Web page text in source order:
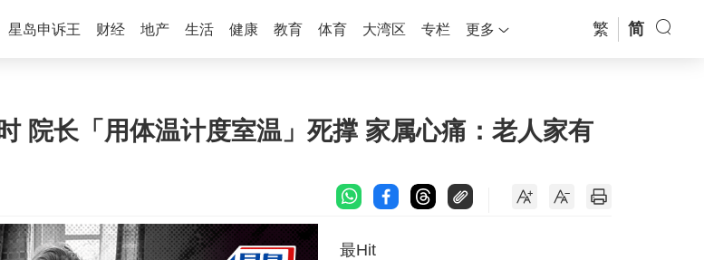
星岛申诉王 财经 地产 生活 健康 教育 体育 大湾区 专栏 更多 繁 简
院长「用体温计度室温」死撑 家属心痛：老人家有
最Hit